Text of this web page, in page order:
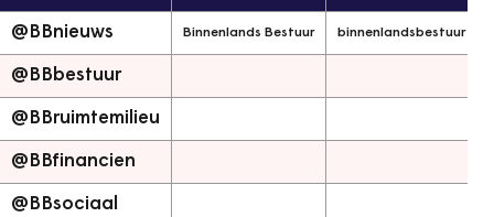
@BBnieuws Binnenlands Bestuur binnenlandsbestuur
@BBbestuur
@BBruimtemilieu
@BBfinancien
@BBsociaal